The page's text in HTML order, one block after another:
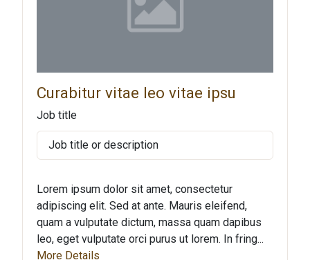
Curabitur vitae leo vitae ipsu
Job title
Job title or description
Lorem ipsum dolor sit amet, consectetur
adipiscing elit. Sed at ante. Mauris eleifend,
quam a vulputate dictum, massa quam dapibus
leo, eget vulputate orci purus ut lorem. In fring...
More Details